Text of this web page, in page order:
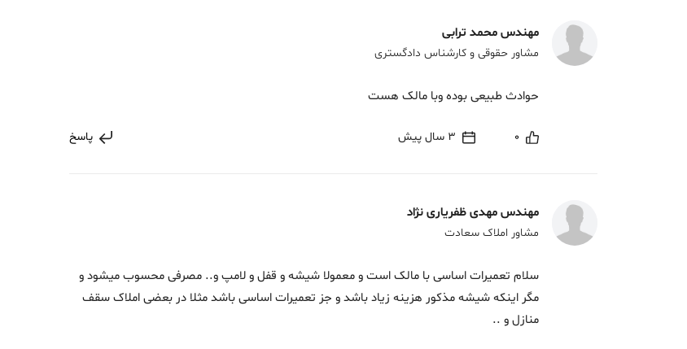
مهندس محمد ترابی
مشاور حقوقی و کارشناس دادگستری
حوادث طبیعی بوده وبا مالک هست
0 3 سال پیش پاسخ
مهندس مهدی ظفریاری نژاد
مشاور املاک سعادت
سلام تعمیرات اساسی با مالک است و معمولا شیشه و قفل و لامپ و.. مصرفی محسوب میشود و
مگر اینکه شیشه مذکور هزینه زیاد باشد و جز تعمیرات اساسی باشد مثلا در بعضی املاک سقف
منازل و ..